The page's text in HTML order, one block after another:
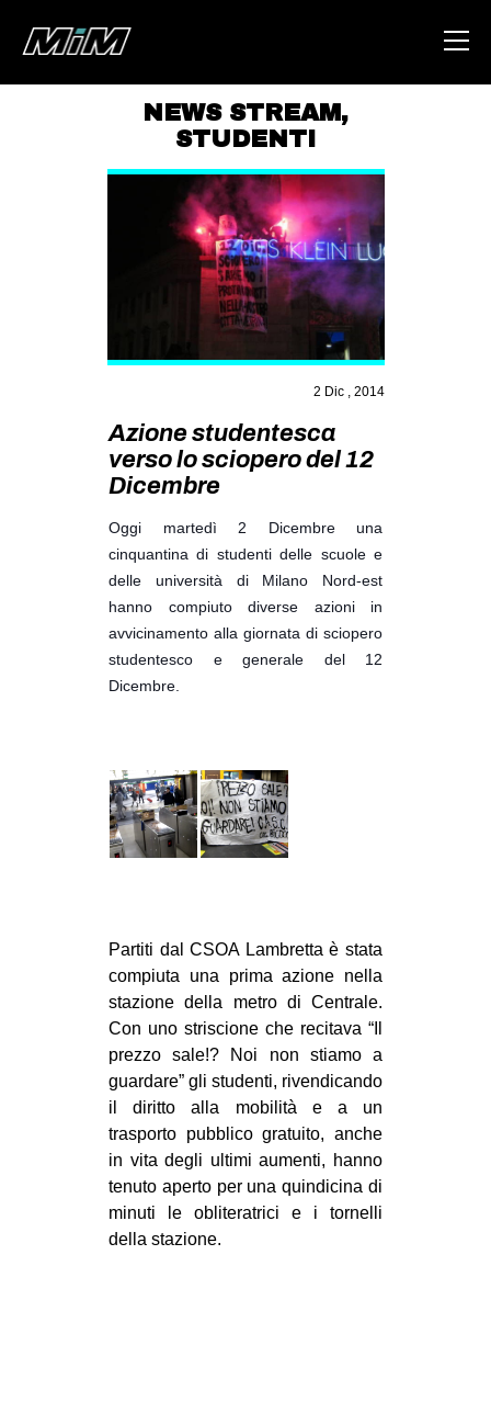
HOME
ABOUT
AREA
DEGENERAZIONE
GAZA FREESTYLE
STUDENTI TSUNAMI
ZAM
SPAZI
SPORT POPOLARE
MOVIMENTI
DIRITTO ALL’ABITARE
GENERI
MIGRAZIONI
STUDENTI
CULTURE
CINEMA
MANIFESTI
MUSICA
RECENSIONI
INTERNAZIONALE
NEWS STREAM ,
STUDENTI
2 Dic , 2014
Azione studentesca
verso lo sciopero del 12
Dicembre
Oggi martedì 2 Dicembre una
cinquantina di studenti delle scuole e
delle università di Milano Nord-est
hanno compiuto diverse azioni in
avvicinamento alla giornata di sciopero
studentesco e generale del 12
Dicembre.
Partiti dal CSOA Lambretta è stata
compiuta una prima azione nella
stazione della metro di Centrale.
Con uno striscione che recitava “Il
prezzo sale!? Noi non stiamo a
guardare” gli studenti, rivendicando
il diritto alla mobilità e a un
trasporto pubblico gratuito, anche
in vita degli ultimi aumenti, hanno
tenuto aperto per una quindicina di
minuti le obliteratrici e i tornelli
della stazione.